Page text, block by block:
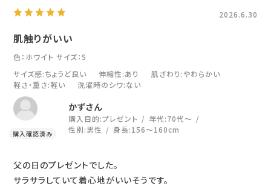
2026.6.30
肌触りがいい
色：ホワイト サイズ：S
サイズ感:ちょうど良い 伸縮性:あり 肌ざわり :やわらかい
軽さ・重さ:軽い 洗濯時のシワ:ない
かずさん
購入目的:プレゼント 年代:70代～
性別:男性 身長:156～160cm
父の日のプレゼントでした。
サラサラしていて着心地がいいそうです。